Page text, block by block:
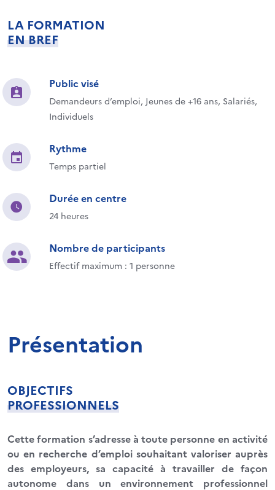
LA FORMATION
EN BREF
Public visé
Demandeurs d’emploi, Jeunes de +16 ans, Salariés,
Individuels
Rythme
Temps partiel
Durée en centre
24 heures
Nombre de participants
Effectif maximum : 1 personne
Présentation
OBJECTIFS
PROFESSIONNELS
Cette formation s’adresse à toute personne en activité
ou en recherche d’emploi souhaitant valoriser auprès
des employeurs, sa capacité à travailler de façon
autonome dans un environnement professionnel